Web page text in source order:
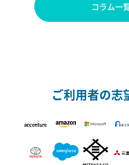
コラム一
ご利用者の志